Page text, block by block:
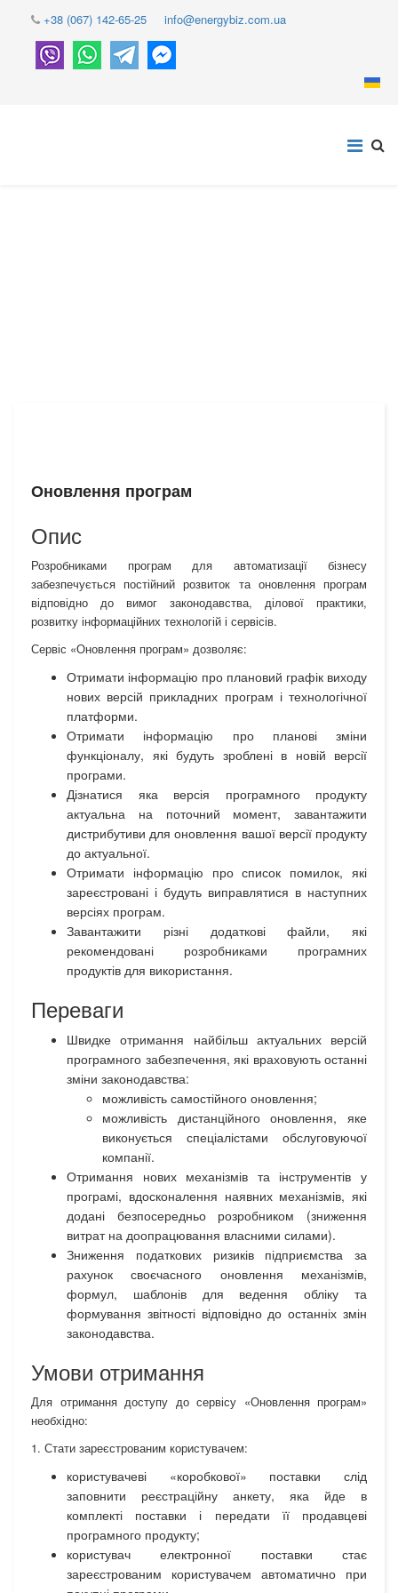
+38 (067) 142-65-25 info@energybiz.com.ua
Оновлення програм
Опис
Розробниками програм для автоматизації бізнесу
забезпечується постійний розвиток та оновлення програм
відповідно до вимог законодавства, ділової практики,
розвитку інформаційних технологій і сервісів.
Сервіс «Оновлення програм» дозволяє:
Отримати інформацію про плановий графік виходу
нових версій прикладних програм і технологічної
платформи.
Отримати інформацію про планові зміни
функціоналу, які будуть зроблені в новій версії
програми.
Дізнатися яка версія програмного продукту
актуальна на поточний момент, завантажити
дистрибутиви для оновлення вашої версії продукту
до актуальної.
Отримати інформацію про список помилок, які
зареєстровані і будуть виправлятися в наступних
версіях програм.
Завантажити різні додаткові файли, які
рекомендовані розробниками програмних
продуктів для використання.
Переваги
Швидке отримання найбільш актуальних версій
програмного забезпечення, які враховують останні
зміни законодавства:
можливість самостійного оновлення;
можливість дистанційного оновлення, яке
виконується спеціалістами обслуговуючої
компанії.
Отримання нових механізмів та інструментів у
програмі, вдосконалення наявних механізмів, які
додані безпосередньо розробником (зниження
витрат на доопрацювання власними силами).
Зниження податкових ризиків підприємства за
рахунок своєчасного оновлення механізмів,
формул, шаблонів для ведення обліку та
формування звітності відповідно до останніх змін
законодавства.
Умови отримання
Для отримання доступу до сервісу «Оновлення програм»
необхідно:
1. Стати зареєстрованим користувачем:
користувачеві «коробкової» поставки слід
заповнити реєстраційну анкету, яка йде в
комплекті поставки і передати її продавцеві
програмного продукту;
користувач електронної поставки стає
зареєстрованим користувачем автоматично при